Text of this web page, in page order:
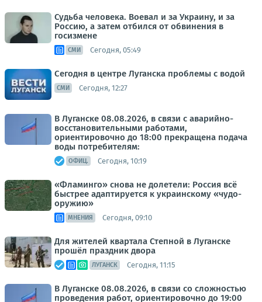
Судьба человека. Воевал и за Украину, и за
Россию, а затем отбился от обвинения в
госизмене
СМИ Сегодня, 05:49
Сегодня в центре Луганска проблемы с водой
СМИ Сегодня, 12:27
В Луганске 08.08.2026, в связи с аварийно-
восстановительными работами,
ориентировочно до 18:00 прекращена подача
воды потребителям:
ОФИЦ. Сегодня, 10:19
«Фламинго» снова не долетели: Россия всё
быстрее адаптируется к украинскому «чудо-
оружию»
МНЕНИЯ Сегодня, 09:10
Для жителей квартала Степной в Луганске
прошёл праздник двора
ЛУГАНСК Сегодня, 11:15
В Луганске 08.08.2026, в связи со сложностью
проведения работ, ориентировочно до 19:00